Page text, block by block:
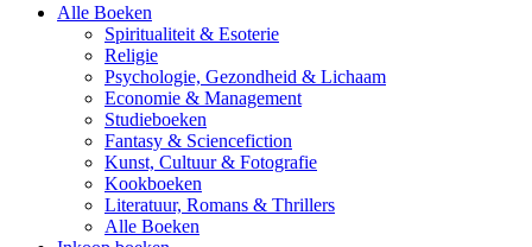
Alle Boeken
Spiritualiteit & Esoterie
Religie
Psychologie, Gezondheid & Lichaam
Economie & Management
Studieboeken
Fantasy & Sciencefiction
Kunst, Cultuur & Fotografie
Kookboeken
Literatuur, Romans & Thrillers
Alle Boeken